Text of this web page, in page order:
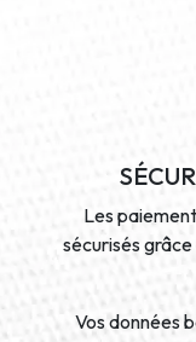
Les
sécurisés
Vos données